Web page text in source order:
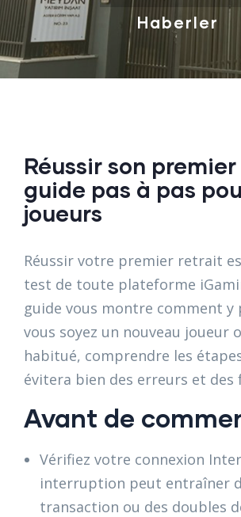
Haberler
Réussir son
guide pas à pas
joueurs
Réussir votre premier retrait
test de toute plateforme
guide vous montre comment y
vous soyez un nouveau joueur
habitué, comprendre les
évitera bien des erreurs et
Avant de
Vérifiez votre connexion
interruption peut entraîner
transaction ou des doubles